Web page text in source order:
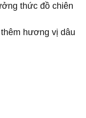
thức đồ chiên
hương vị dâu